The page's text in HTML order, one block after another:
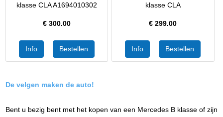
klasse CLA A1694010302
€ 300.00
klasse CLA
€299.00
De velgen maken de auto!
Bent u bezig bent met het kopen van een Mercedes B klasse of zijn